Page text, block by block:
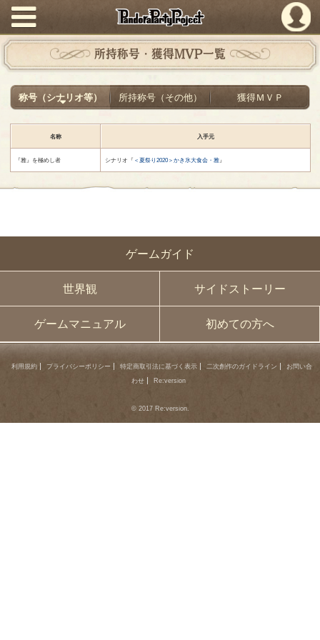
PandoraPartyProject
ゲームガイド
世界観 サイドストーリー
ゲームマニュアル 初めての方へ
所持称号・獲得MVP一覧
称号（シナリオ等） 所持称号（その他） 獲得ＭＶＰ
名称 入手元
『雅』を極めし者 シナリオ『 ＜夏祭り2020＞かき氷大食会・雅』
利用規約 プライバシーポリシー 特定商取引法に基づく表示 二次創作のガイドライン
お問い合
わせ
Re:version
© 2017 Re:version.